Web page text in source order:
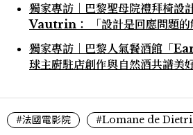
獨家專訪｜巴黎聖母院禮拜椅
Vautrin： 「設計是回應問題的
獨家專訪｜巴黎人氣餐酒館「
球主廚駐店創作與自然酒共譜美
#法國電影院
#Lomane de